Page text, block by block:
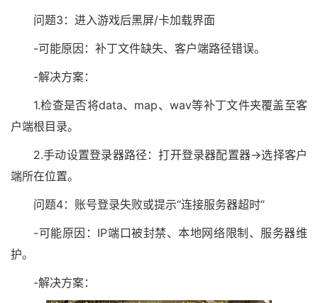
问题3：进入游戏后黑屏/卡加载界面
-可能原因：补丁文件缺失、客户端路径错误。
-解决方案：
1.检查是否将data、map、wav等补丁文件夹覆盖至客
户端根目录。
2.手动设置登录器路径：打开登录器配置器→选择客户
端所在位置。
问题4：账号登录失败或提示“连接服务器超时”
-可能原因：IP端口被封禁、本地网络限制、服务器维
护。
-解决方案：